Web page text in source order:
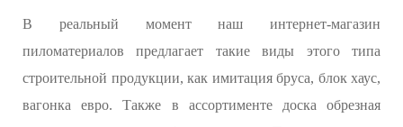
В реальный момент наш интернет-магазин
пиломатериалов предлагает такие виды этого типа
строительной продукции, как имитация бруса, блок хаус,
вагонка евро. Также в ассортименте доска обрезная